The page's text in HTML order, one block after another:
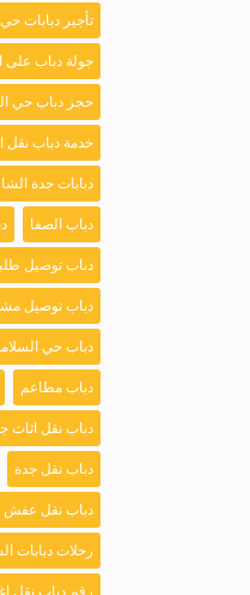
تأجير دبابات
جولة دباب
حجز دباب حي
خدمة دباب
دبابات جدة
دباب الصفا
دباب توصيل
دباب توصيل
دباب حي
دباب مطاعم
دباب نقل اثاث
دباب نقل جدة
دباب نقل عفش
رحلات دبابات
رقم دباب نقل